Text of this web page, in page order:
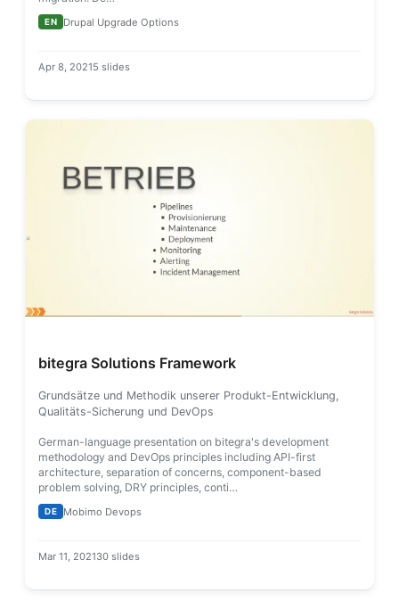
EN Drupal Upgrade Options
Apr 8, 20215 slides
bitegra Solutions Framework
Grundsätze und Methodik unserer Produkt-Entwicklung,
Qualitäts-Sicherung und DevOps
German-language presentation on bitegra's development
methodology and DevOps principles including API-first
architecture, separation of concerns, component-based
problem solving, DRY principles, conti…
DE Mobimo Devops
Mar 11, 202130 slides